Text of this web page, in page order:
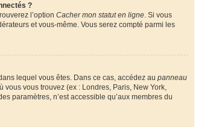
?
l’option Cacher mon statut en ligne . Si vous
et vous-même. Vous serez compté parmi les
lequel vous êtes. Dans ce cas, accédez au panneau
vous trouvez (ex : Londres, Paris, New York,
paramètres, n’est accessible qu’aux membres du